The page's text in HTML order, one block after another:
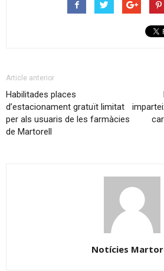
Article anterior
Habilitades places
d’estacionament gratuït limitat
per als usuaris de les farmàcies
de Martorell
Notícies